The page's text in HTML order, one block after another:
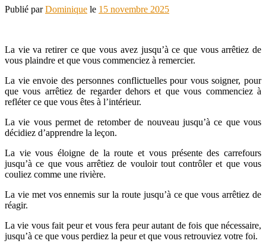
Publié parDominique le 15 novembre 2025
La vie va retirer ce que vous avez jusqu’à ce que vous arrêtiez de
vous plaindre et que vous commenciez à remercier.
La vie envoie des personnes conflictuelles pour vous soigner, pour
que vous arrêtiez de regarder dehors et que vous commenciez à
refléter ce que vous êtes à l’intérieur.
La vie vous permet de retomber de nouveau jusqu’à ce que vous
décidiez d’apprendre la leçon.
La vie vous éloigne de la route et vous présente des carrefours
jusqu’à ce que vous arrêtiez de vouloir tout contrôler et que vous
couliez comme une rivière.
La vie met vos ennemis sur la route jusqu’à ce que vous arrêtiez de
réagir.
La vie vous fait peur et vous fera peur autant de fois que nécessaire,
jusqu’à ce que vous perdiez la peur et que vous retrouviez votre foi.